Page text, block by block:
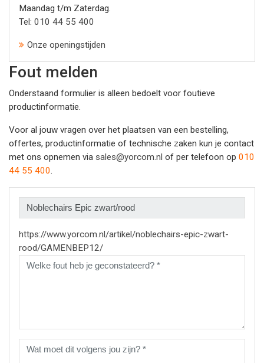
Maandag t/m Zaterdag.
Tel: 010 44 55 400
Onze openingstijden
Fout melden
Onderstaand formulier is alleen bedoelt voor foutieve
productinformatie.
Voor al jouw vragen over het plaatsen van een bestelling,
offertes, productinformatie of technische zaken kun je contact
met ons opnemen via sales@yorcom.nl of per telefoon op 010
44 55 400.
https://www.yorcom.nl/artikel/noblechairs-epic-zwart-
rood/GAMENBEP12/